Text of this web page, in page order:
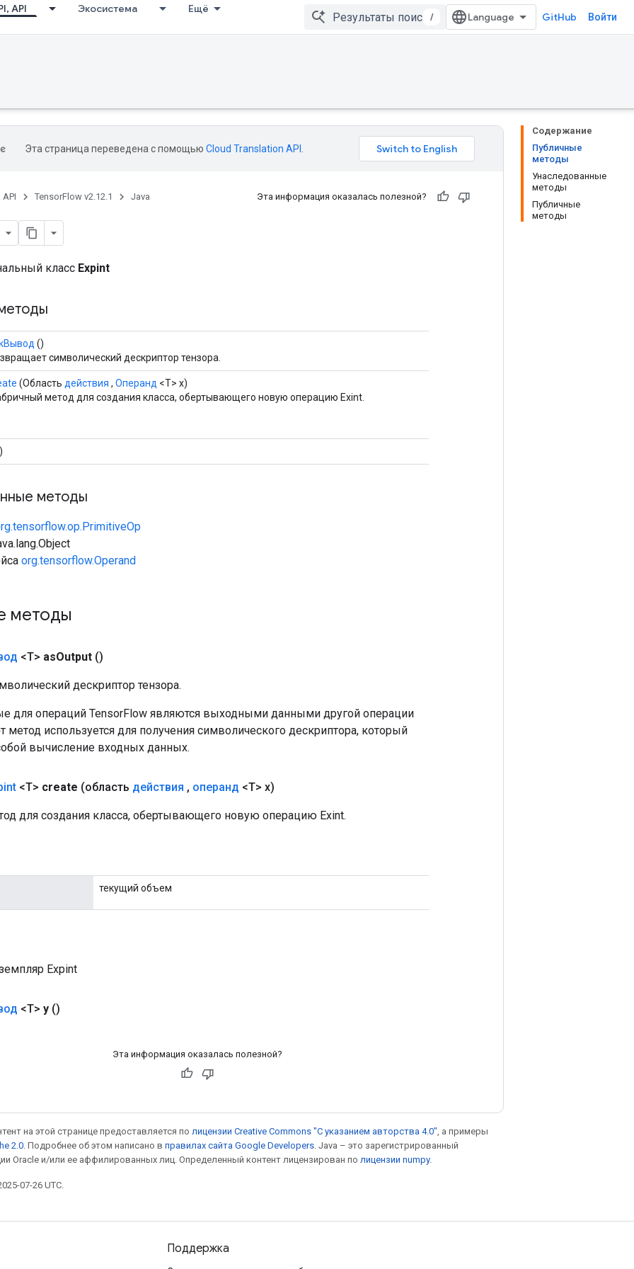
API Экосистема Ещё
/ GitHub Войти
Содержание
Публичные
методы
Унаследованные
методы
Публичные
методы
Эта страница переведена с помощью Cloud Translation API
API TensorFlow v2.12.1 Java Эта информация оказалась полезной?
класс Expint
()
символический дескриптор тензора.
(Область действия , Операнд <T> x)
метод для создания класса, обертывающего новую операцию Exint.
методы
org.tensorflow.Operand
методы
<T> asOutput ()
дескриптор тензора.
для операций TensorFlow являются выходными данными другой операции
метод используется для получения символического дескриптора, который
вычисление входных данных.
<T> create (область действия , операнд <T> x)
для создания класса, обертывающего новую операцию Exint.
текущий объем
Expint
<T> y ()
Эта информация оказалась полезной?
на этой странице предоставляется по лицензии Creative Commons "С указанием авторства 4.0" , а примеры
2.0 . Подробнее об этом написано в правилах сайта Google Developers . Java – это зарегистрированный
Oracle и/или ее аффилированных лиц. Определенный контент лицензирован по лицензии numpy.
07-26 UTC.
Поддержка